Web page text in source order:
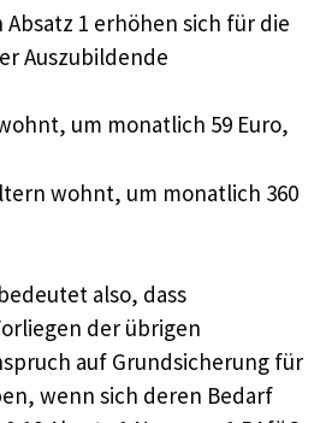
Absatz 1 erhöhen sich für die
Auszubildende
um monatlich 59 Euro,
wohnt, um monatlich 360
also, dass
der übrigen
auf Grundsicherung für
wenn sich deren Bedarf